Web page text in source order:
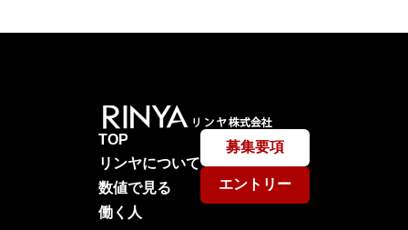
TOP
リンヤについて
数値で見る
働く人
募集要項
エントリー